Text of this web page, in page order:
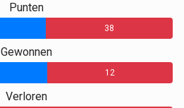
Punten
38
Gewonnen
12
Verloren